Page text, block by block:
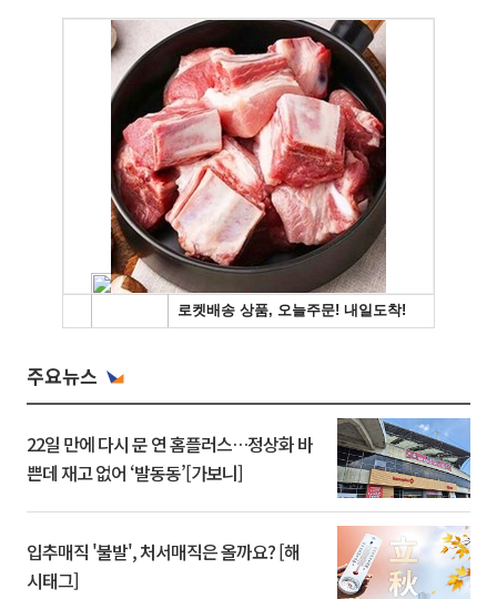
주요뉴스
22일 만에 다시 문 연 홈플러스…정상화 바
쁜데 재고 없어 ‘발동동’[가보니]
입추매직 '불발', 처서매직은 올까요? [해
시태그]